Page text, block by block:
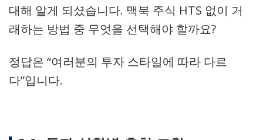
대해 알게 되셨습니다. 맥북 주식 HTS 없이 거
래하는 방법 중 무엇을 선택해야 할까요?
정답은 “여러분의 투자 스타일에 따라 다르
다”입니다.